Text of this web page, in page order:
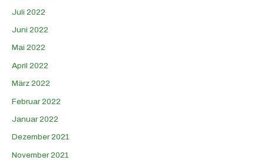
Juli 2022
Juni 2022
Mai 2022
April 2022
März 2022
Februar 2022
Januar 2022
Dezember 2021
November 2021